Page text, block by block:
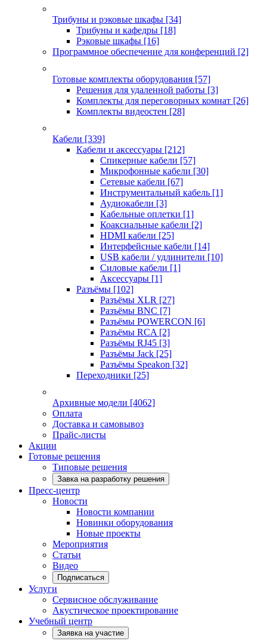
Трибуны и рэковые шкафы [34]
Трибуны и кафедры [18]
Рэковые шкафы [16]
Программное обеспечение для конференций [2]
Готовые комплекты оборудования [57]
Решения для удаленной работы [3]
Комплекты для переговорных комнат [26]
Комплекты видеостен [28]
Кабели [339]
Кабели и аксессуары [212]
Спикерные кабели [57]
Микрофонные кабели [30]
Сетевые кабели [67]
Инструментальный кабель [1]
Аудиокабели [3]
Кабельные оплетки [1]
Коаксиальные кабели [2]
HDMI кабели [25]
Интерфейсные кабели [14]
USB кабели / удлинители [10]
Силовые кабели [1]
Аксессуары [1]
Разъёмы [102]
Разъёмы XLR [27]
Разъёмы BNC [7]
Разъёмы POWERCON [6]
Разъёмы RCA [2]
Разъёмы RJ45 [3]
Разъёмы Jack [25]
Разъёмы Speakon [32]
Переходники [25]
Архивные модели [4062]
Оплата
Доставка и самовывоз
Прайс-листы
Акции
Готовые решения
Типовые решения
Завка на разработку решения
Пресс-центр
Новости
Новости компании
Новинки оборудования
Новые проекты
Мероприятия
Статьи
Видео
Подписаться
Услуги
Сервисное обслуживание
Акустическое проектирование
Учебный центр
Заявка на участие